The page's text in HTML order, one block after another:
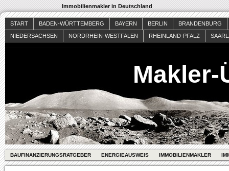
Immobilienmakler in Deutschland
START BADEN-WÜRTTEMBERG BAYERN BERLIN
BRANDENBURG
NIEDERSACHSEN
NORDRHEIN-WESTFALEN RHEINLAND-PFALZ
Makler-
BAUFINANZIERUNGSRATGEBER ENERGIEAUSWEIS IMMOBILIENMAKLER